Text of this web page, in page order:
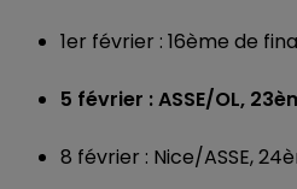
1er février : 16ème de
5 février : ASSE/OL,
8 février : Nice/ASSE,